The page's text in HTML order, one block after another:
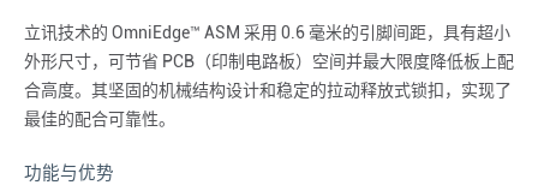
立讯技术的 OmniEdge™ ASM 采用 0.6 毫米的引脚间距，具有超小
外形尺寸，可节省 PCB（印制电路板）空间并最大限度降低板上配
合高度。其坚固的机械结构设计和稳定的拉动释放式锁扣，实现了
最佳的配合可靠性。
功能与优势